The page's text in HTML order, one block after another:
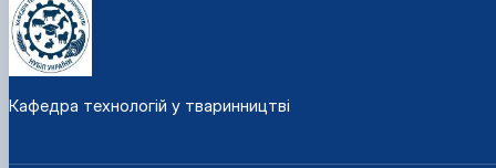
Кафедра технологій у тваринництві